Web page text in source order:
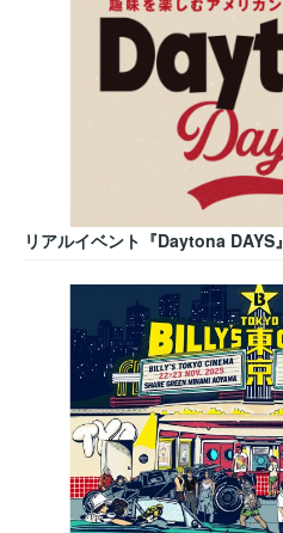
リアルイベント『Daytona DAYS』